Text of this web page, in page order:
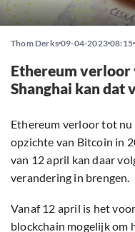
Thom Derks 09-04-2023 08:15
Ethereum verloor
Shanghai kan dat
Ethereum verloor tot nu
opzichte van Bitcoin in
van 12 april kan daar
verandering in brengen.
Vanaf 12 april is het
blockchain mogelijk om